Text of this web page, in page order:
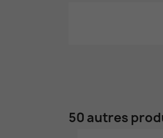
50 autres